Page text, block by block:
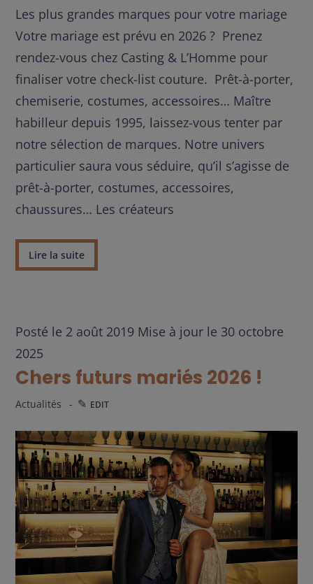
Les plus grandes marques pour votre mariage
Votre mariage est prévu en 2026 ? Prenez
rendez-vous chez Casting & L’Homme pour
finaliser votre check-list couture. Prêt-à-porter,
chemiserie, costumes, accessoires… Maître
habilleur depuis 1995, laissez-vous tenter par
notre sélection de marques. Notre univers
particulier saura vous séduire, qu’il s’agisse de
prêt-à-porter, costumes, accessoires,
chaussures… Les créateurs
Lire la suite
Posté le 2 août 2019 Mise à jour le 30 octobre
2025
Chers futurs mariés 2026 !
Actualités EDIT